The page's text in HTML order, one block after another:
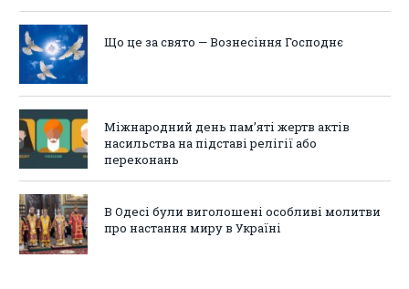
Що це за свято — Вознесіння Господнє
Міжнародний день пам’яті жертв актів
насильства на підставі релігії або
переконань
В Одесі були виголошені особливі молитви
про настання миру в Україні